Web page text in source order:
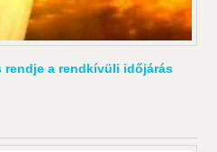
a rendkívüli időjárás